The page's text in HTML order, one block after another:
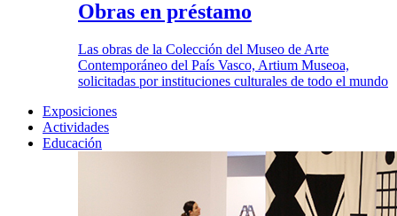
Obras en préstamo
Las obras de la Colección del Museo de Arte
Contemporáneo del País Vasco, Artium Museoa,
solicitadas por instituciones culturales de todo el mundo
Exposiciones
Actividades
Educación